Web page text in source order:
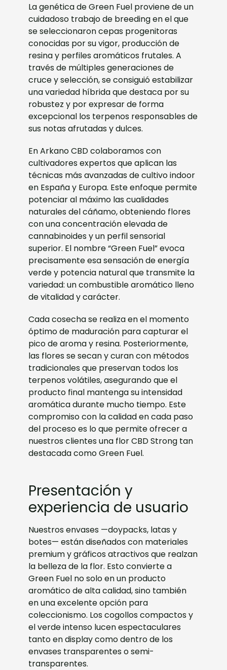
La genética de Green Fuel proviene de un
cuidadoso trabajo de breeding en el que
se seleccionaron cepas progenitoras
conocidas por su vigor, producción de
resina y perfiles aromáticos frutales. A
través de múltiples generaciones de
cruce y selección, se consiguió estabilizar
una variedad híbrida que destaca por su
robustez y por expresar de forma
excepcional los terpenos responsables de
sus notas afrutadas y dulces.
En Arkano CBD colaboramos con
cultivadores expertos que aplican las
técnicas más avanzadas de cultivo indoor
en España y Europa. Este enfoque permite
potenciar al máximo las cualidades
naturales del cáñamo, obteniendo flores
con una concentración elevada de
cannabinoides y un perfil sensorial
superior. El nombre “Green Fuel” evoca
precisamente esa sensación de energía
verde y potencia natural que transmite la
variedad: un combustible aromático lleno
de vitalidad y carácter.
Cada cosecha se realiza en el momento
óptimo de maduración para capturar el
pico de aroma y resina. Posteriormente,
las flores se secan y curan con métodos
tradicionales que preservan todos los
terpenos volátiles, asegurando que el
producto final mantenga su intensidad
aromática durante mucho tiempo. Este
compromiso con la calidad en cada paso
del proceso es lo que permite ofrecer a
nuestros clientes una flor CBD Strong tan
destacada como Green Fuel.
Presentación y
experiencia de usuario
Nuestros envases —doypacks, latas y
botes— están diseñados con materiales
premium y gráficos atractivos que realzan
la belleza de la flor. Esto convierte a
Green Fuel no solo en un producto
aromático de alta calidad, sino también
en una excelente opción para
coleccionismo. Los cogollos compactos y
el verde intenso lucen espectaculares
tanto en display como dentro de los
envases transparentes o semi-
transparentes.